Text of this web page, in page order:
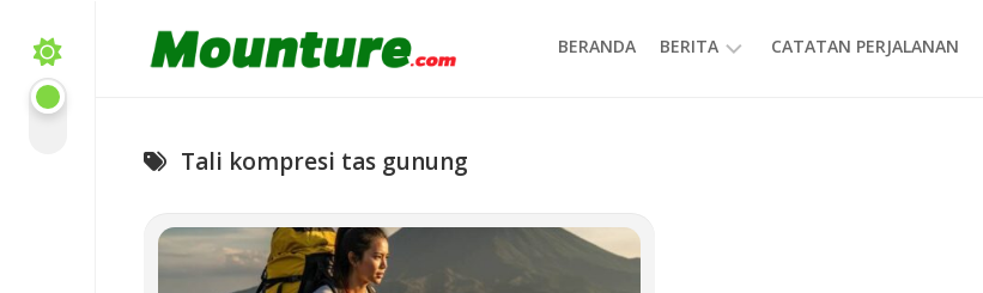
content
BERANDA BERITA CATATAN PERJALANAN
Tali kompresi tas gunung